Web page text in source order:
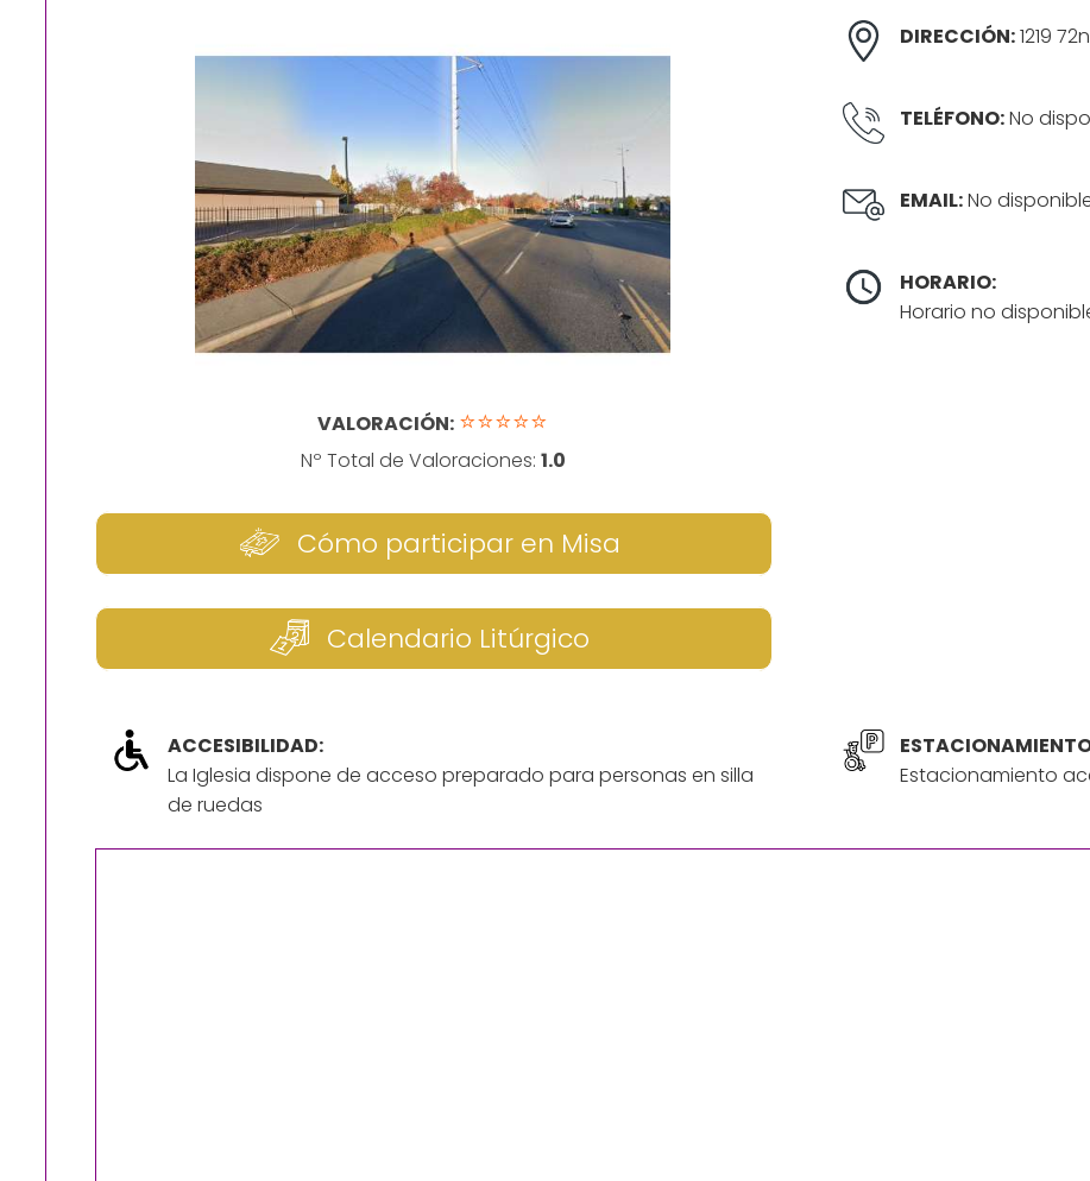
VALORACIÓN: ⭐⭐⭐⭐⭐
Nº Total de Valoraciones: 1.0
Cómo participar en Misa
Calendario Litúrgico
DIRECCIÓN:1219
TELÉFONO:No
EMAIL:No
HORARIO:
Horario no
ACCESIBILIDAD:
La Iglesia dispone de acceso preparado para personas en silla
de ruedas
Estacionamiento